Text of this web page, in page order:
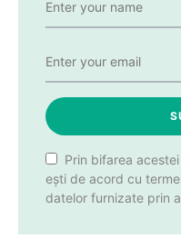
Prin bifarea
ești de acord cu
datelor furnizate prin